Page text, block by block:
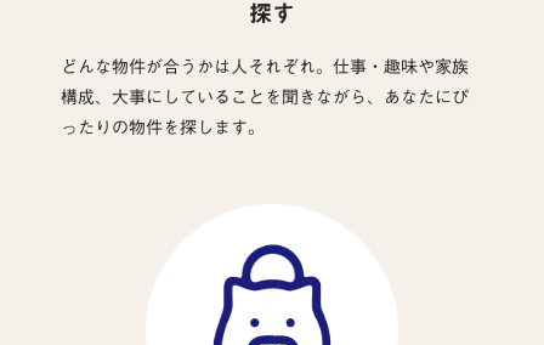
探す
どんな物件が合うかは人それぞれ。仕事・趣味や家族
構成、大事にしていることを聞きながら、あなたにぴ
ったりの物件を探します。